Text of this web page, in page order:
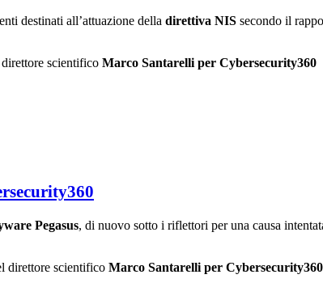
destinati all’attuazione della direttiva NIS secondo il
scientifico Marco Santarelli per Cybersecurity360
Pegasus, di nuovo sotto i riflettori per una causa
direttore scientifico Marco Santarelli per Cybersecurity360